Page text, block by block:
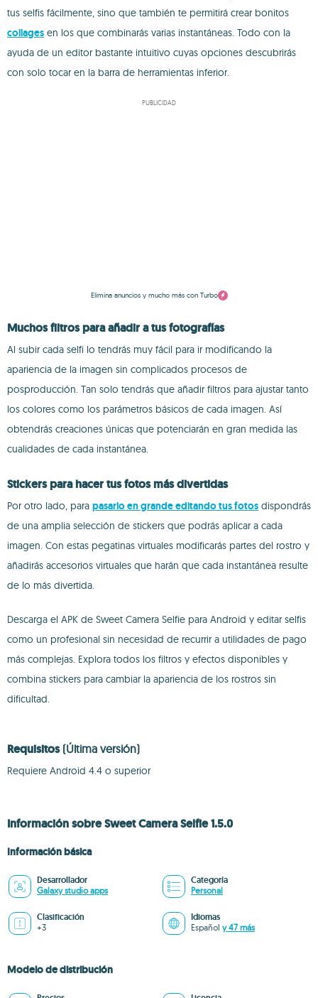
tus selfis fácilmente, sino que también te permitirá crear bonitos
collages en los que combinarás varias instantáneas. Todo con la
ayuda de un editor bastante intuitivo cuyas opciones descubrirás
con solo tocar en la barra de herramientas inferior.
PUBLICIDAD
Elimina anuncios y mucho más con Turbo
Muchos filtros para añadir a tus fotografías
Al subir cada selfi lo tendrás muy fácil para ir modificando la
apariencia de la imagen sin complicados procesos de
posproducción. Tan solo tendrás que añadir filtros para ajustar tanto
los colores como los parámetros básicos de cada imagen. Así
obtendrás creaciones únicas que potenciarán en gran medida las
cualidades de cada instantánea.
Stickers para hacer tus fotos más divertidas
Por otro lado, para pasarlo en grande editando tus fotos dispondrás
de una amplia selección de stickers que podrás aplicar a cada
imagen. Con estas pegatinas virtuales modificarás partes del rostro y
añadirás accesorios virtuales que harán que cada instantánea resulte
de lo más divertida.
Descarga el APK de Sweet Camera Selfie para Android y editar selfis
como un profesional sin necesidad de recurrir a utilidades de pago
más complejas. Explora todos los filtros y efectos disponibles y
combina stickers para cambiar la apariencia de los rostros sin
dificultad.
Requisitos (Última versión)
Requiere Android 4.4 o superior
Información sobre Sweet Camera Selfie 1.5.0
Información básica
Desarrollador
Galaxy studio apps
Categoría
Personal
Clasificación
+3
Idiomas
Español y 47 más
Modelo de distribución